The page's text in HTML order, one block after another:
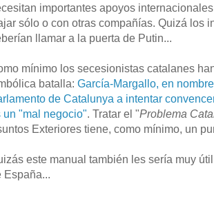
importantes apoyos
sólo o con otras compañías. Quizá los
llamar a la puerta de Putin...
mínimo los secesionistas catalanes
batalla: García-Margallo, en
de Catalunya a intentar
un "mal negocio". Tratar el "Problema
Exteriores tiene, como mínimo, un
este manual también les sería muy
España...